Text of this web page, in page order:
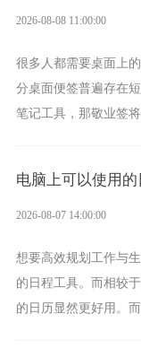
2026-08-08 11:00:00
很多人都需要桌面上
分桌面便签普遍存在
笔记工具，那敬业签
电脑上可以使用
2026-08-07 14:00:00
想要高效规划工作与
的日程工具。而相较
的日历显然更好用。